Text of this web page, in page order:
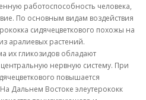
работоспособность человека,
По основным видам воздействия
сидячецветкового похожы на
аралиевых растений.
их гликозидов обладают
нервную систему. При
повышается
Дальнем Востоке элеутерококк